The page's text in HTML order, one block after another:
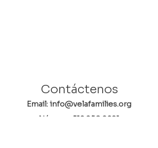
Contáctenos
Email: info@velafamilies.org
Número:
512.850.8281